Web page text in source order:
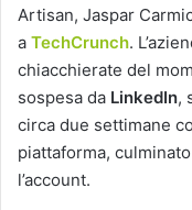
Artisan, Jaspar
a TechCrunch.
chiacchierate del
sospesa da LinkedIn,
circa due settimane
piattaforma,
l’account.